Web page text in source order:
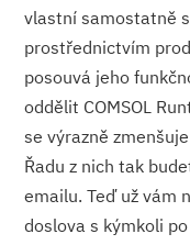
vlastní samostatně
prostřednictvím
posouvá jeho
oddělit COMSOL
se výrazně
Řadu z nich tak
emailu. Teď už vám
doslova s kýmkoli